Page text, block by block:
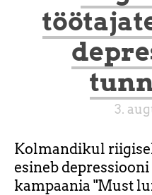
3.
Kolmandikul
esineb
kampaania "Must